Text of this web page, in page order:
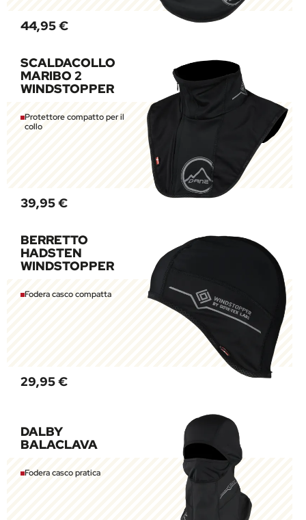
44,95 €
SCALDACOLLO
MARIBO 2
WINDSTOPPER
Protettore compatto per il
collo
39,95 €
BERRETTO
HADSTEN
WINDSTOPPER
Fodera casco compatta
29,95 €
DALBY
BALACLAVA
Fodera casco pratica